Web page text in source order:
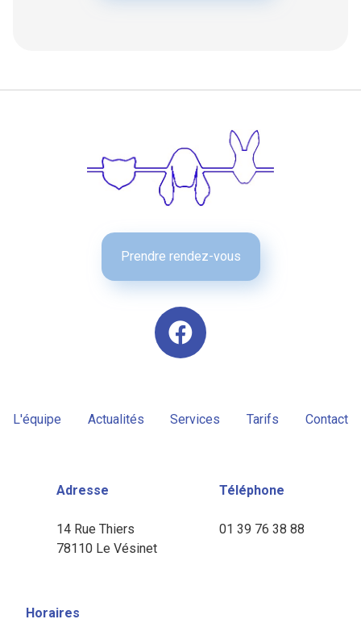
Prendre rendez-vous
L'équipe Actualités Services Tarifs Contact
Adresse
14 Rue Thiers
78110 Le Vésinet
Téléphone
01 39 76 38 88
Horaires